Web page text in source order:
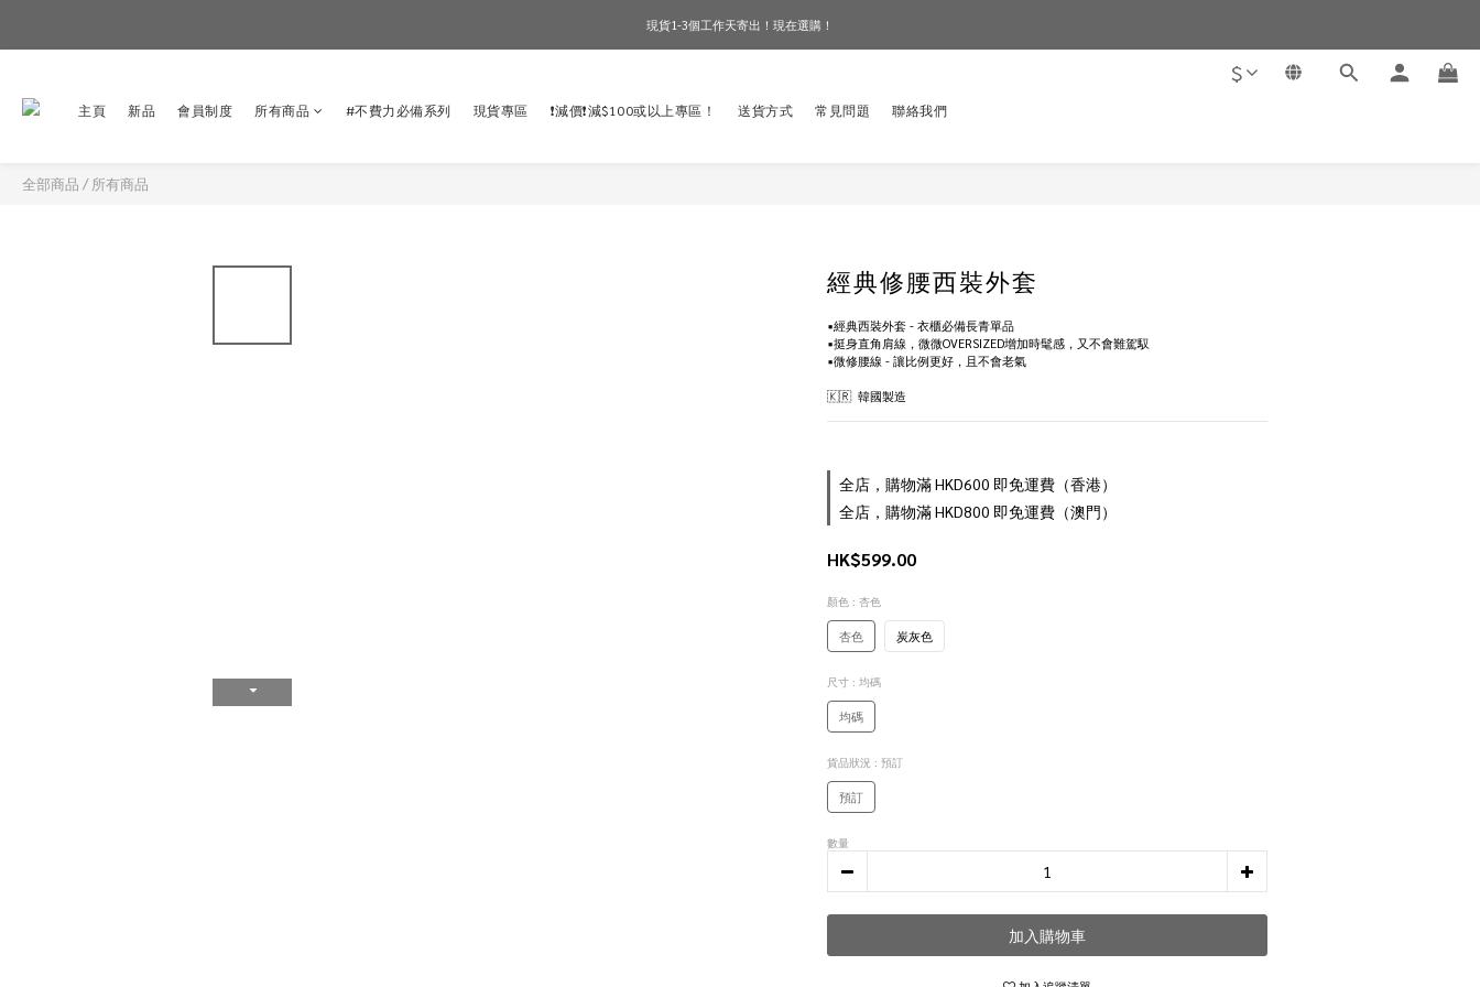
訂單滿$600免香港運費！
$
主頁 新品 會員制度 所有商品 #不費力必備系列 現貨專區 ❗️減價❗️減$100或以上專區！ 送貨方式 常見問題 聯絡我們
全部商品 /所有商品
經典修腰西裝外套
▪️經典西裝外套 - 衣櫃必備長青單品
▪️挺身直角肩線，微微OVERSIZED增加時髦感，又不會難駕馭
▪️微修腰線 - 讓比例更好，且不會老氣
🇰🇷  韓國製造
全店，購物滿 HKD600 即免運費（香港）
全店，購物滿 HKD800 即免運費（澳門）
HK$599.00
顏色 : 杏色
杏色 炭灰色
尺寸 : 均碼
均碼
貨品狀況 : 預訂
預訂
數量
加入購物車